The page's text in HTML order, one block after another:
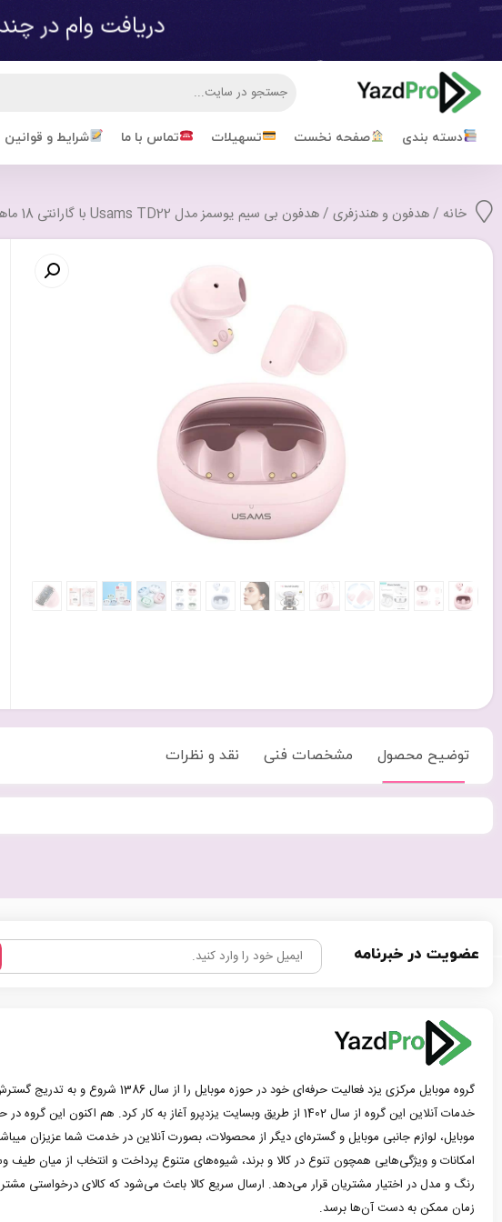
دسته بندی صفحه نخست تسهیلات تماس با ما شرایط و قوانین
خانه /هدفون و هندزفری / هدفون بی سیم یوسمز مدل Usams TD22 با گارانتی 18 ماهه شرکتی
توضیح محصول مشخصات فنی نقد و نظرات
عضویت در خبرنامه
گروه موبایل مرکزی یزد فعالیت حرفه‌ای خود در حوزه موبایل را از
خدمات آنلاین این گروه از سال 1402 از طریق وبسایت یزدپرو آغاز به کار کرد. هم اکنون این
موبایل، لوازم جانبی موبایل و گستره‌ای دیگر از محصولات، بصورت آنلاین در خدمت شما عزیزان
امکانات و ویژگی‌هایی همچون تنوع در کالا و برند، شیوه‌های متنوع پرداخت و انتخاب از میان طیف
رنگ و مدل در اختیار مشتریان قرار می‌دهد. ارسال سریع کالا باعث می‌شود که کالای درخواستی
زمان ممکن به دست آن‌ها برسد.